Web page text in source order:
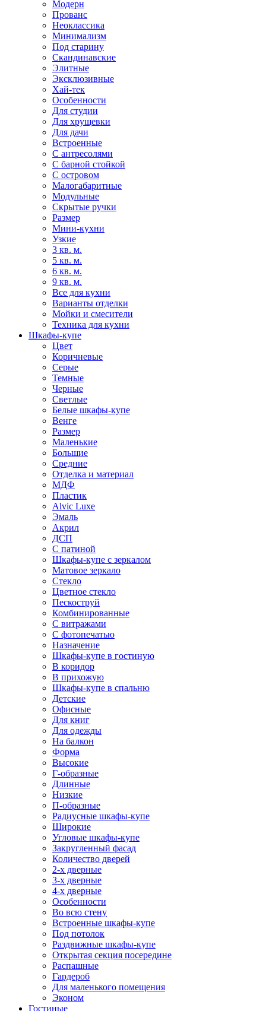
Модерн
Прованс
Неоклассика
Минимализм
Под старину
Скандинавские
Элитные
Эксклюзивные
Хай-тек
Особенности
Для студии
Для хрущевки
Для дачи
Встроенные
С антресолями
С барной стойкой
С островом
Малогабаритные
Модульные
Скрытые ручки
Размер
Мини-кухни
Узкие
3 кв. м.
5 кв. м.
6 кв. м.
9 кв. м.
Все для кухни
Варианты отделки
Мойки и смесители
Техника для кухни
Шкафы-купе
Цвет
Коричневые
Серые
Темные
Черные
Светлые
Белые шкафы-купе
Венге
Размер
Маленькие
Большие
Средние
Отделка и материал
МДФ
Пластик
Alvic Luxe
Эмаль
Акрил
ДСП
С патиной
Шкафы-купе с зеркалом
Матовое зеркало
Стекло
Цветное стекло
Пескоструй
Комбинированные
С витражами
С фотопечатью
Назначение
Шкафы-купе в гостиную
В коридор
В прихожую
Шкафы-купе в спальню
Детские
Офисные
Для книг
Для одежды
На балкон
Форма
Высокие
Г-образные
Длинные
Низкие
П-образные
Радиусные шкафы-купе
Широкие
Угловые шкафы-купе
Закругленный фасад
Количество дверей
2-х дверные
3-х дверные
4-х дверные
Особенности
Во всю стену
Встроенные шкафы-купе
Под потолок
Раздвижные шкафы-купе
Открытая секция посередине
Распашные
Гардероб
Для маленького помещения
Эконом
Гостиные